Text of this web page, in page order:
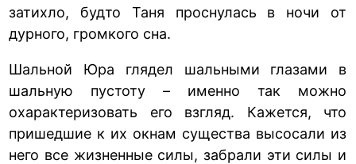
затихло, будто Таня проснулась в ночи от
дурного, громкого сна.
Шальной Юра глядел шальными глазами в
шальную пустоту – именно так можно
охарактеризовать его взгляд. Кажется, что
пришедшие к их окнам существа высосали из
него все жизненные силы, забрали эти силы и